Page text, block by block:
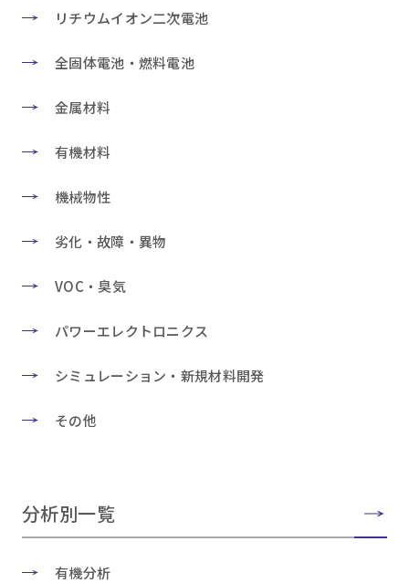
リチウムイオン二次電池
全固体電池・燃料電池
金属材料
有機材料
機械物性
劣化・故障・異物
VOC・臭気
パワーエレクトロニクス
シミュレーション・新規材料開発
その他
分析別一覧
有機分析